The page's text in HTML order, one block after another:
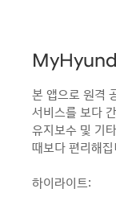
본 앱으로 원격
서비스를 보다
유지보수 및 기
때보다 편리해
하이라이트: